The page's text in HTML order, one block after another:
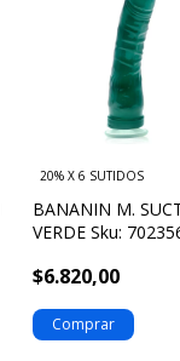
BANANIN M.
VERDE Sku:
$6.820,00
20% X 6 SUTIDOS